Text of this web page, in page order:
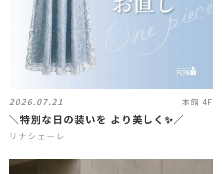
2026.07.21 本館 4F
＼特別な日の装いを より美しく✨／
リナシェーレ